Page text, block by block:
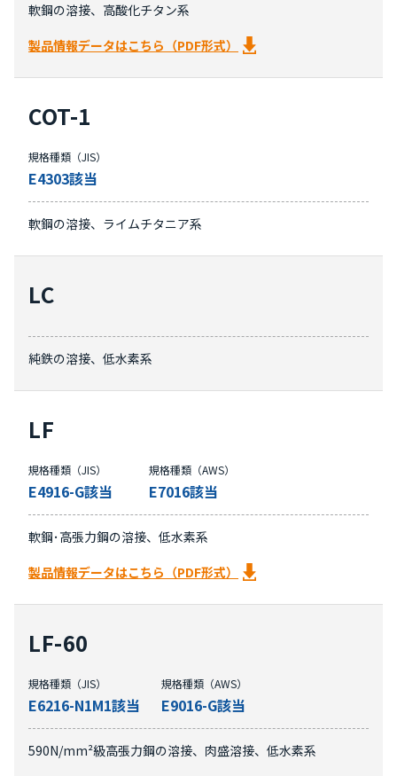
軟鋼の溶接、高酸化チタン系
製品情報データはこちら（PDF形式）
COT-1
規格種類（JIS）
E4303該当
軟鋼の溶接、ライムチタニア系
LC
純鉄の溶接、低水素系
LF
規格種類（JIS）
E4916-G該当
規格種類（AWS）
E7016該当
軟鋼･高張力鋼の溶接、低水素系
製品情報データはこちら（PDF形式）
LF-60
規格種類（JIS）
E6216-N1M1該当
規格種類（AWS）
E9016-G該当
590N/mm²級高張力鋼の溶接、肉盛溶接、低水素系